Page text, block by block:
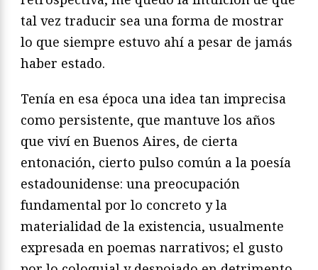
tal vez traducir sea una forma de mostrar
lo que siempre estuvo ahí a pesar de jamás
haber estado.
Tenía en esa época una idea tan imprecisa
como persistente, que mantuve los años
que viví en Buenos Aires, de cierta
entonación, cierto pulso común a la poesía
estadounidense: una preocupación
fundamental por lo concreto y la
materialidad de la existencia, usualmente
expresada en poemas narrativos; el gusto